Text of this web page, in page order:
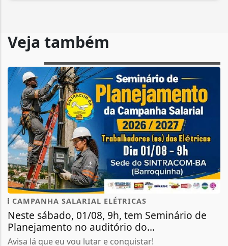
Veja também
CAMPANHA SALARIAL ELÉTRICAS
Neste sábado, 01/08, 9h, tem Seminário de
Planejamento no auditório do...
Avisa lá que eu vou lutar e conquistar!